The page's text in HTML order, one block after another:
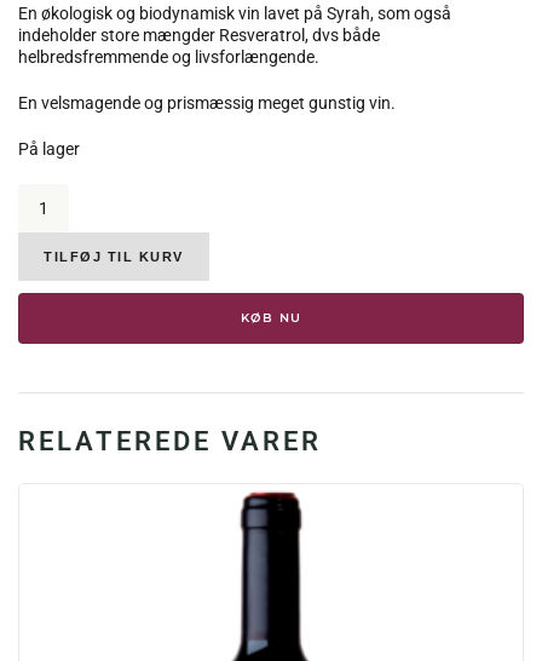
En økologisk og biodynamisk vin lavet på Syrah, som også
indeholder store mængder Resveratrol, dvs både
helbredsfremmende og livsforlængende.
En velsmagende og prismæssig meget gunstig vin.
På lager
Gibellina,
Syrah
Bio,
2017,
13,5
antal
TILFØJ TIL KURV
KØB NU
RELATEREDE VARER